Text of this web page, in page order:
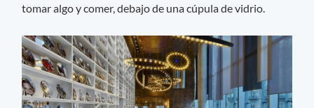
tomar algo y comer, debajo de una cúpula de vidrio.